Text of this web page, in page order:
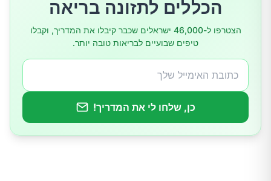
אוכלים ומתיהכללים לתזונה בריאה
הצטרפו ל-46,000 ישראלים שכבר קיבלו את המדריך, וקבלו
טיפים שבועיים לבריאות טובה יותר.
כן, שלחו לי את המדריך!